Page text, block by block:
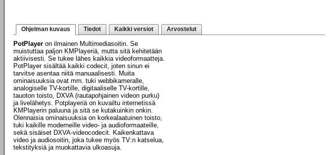
Ohjelman kuvaus Tiedot Kaikki versiot Arvostelut
PotPlayer on ilmainen Multimediasoitin. Se
muistuttaa paljon KMPlayeriä, mutta sitä kehitetään
aktiivisesti. Se tukee lähes kaikkia videoformaatteja.
PotPlayer sisältää kaikki codecit, joten sinun ei
tarvitse asentaa niitä manuaalisesti. Muita
ominaisuuksia ovat mm. tuki webbikameralle,
analogiselle TV-kortille, digitaaliselle TV-kortille,
tauoton toisto, DXVA (rautapohjainen videon purku)
ja livelähetys. Potplayeriä on kuvailtu internetissä
KMPlayerin paluuna ja sitä se kutakuinkin onkin.
Olennaisia ominaisuuksia on korkealaatuinen toisto,
tuki kaikille moderneille video- ja audioformaateille,
sekä sisäiset DXVA-videocodecit. Kaikenkattava
video ja audiosoitin, joka tukee myös TV:n katselua,
tekstityksiä ja muokattavia ulkoasuja.